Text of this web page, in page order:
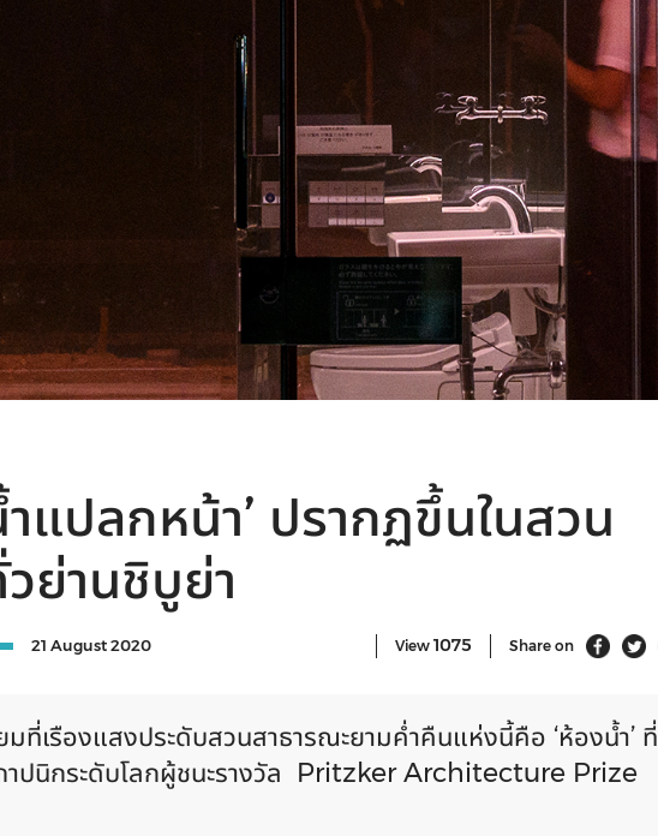
ำแปลกหน้า’ ปรากฏขึ้นในสวน
ย่านชิบูย่า
21 August 2020 View 1075 Share on
ที่เรืองแสงประดับสวนสาธารณะยามค่ำคืนแห่งนี้คือ ‘ห้องน้ำ’ ที่
ถาปนิกระดับโลกผู้ชนะรางวัล Pritzker Architecture Prize